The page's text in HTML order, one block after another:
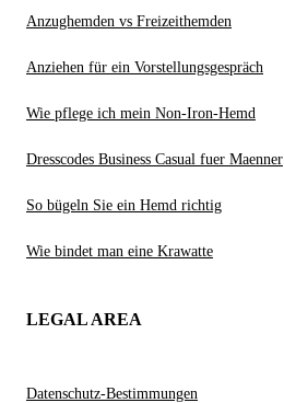
Anzughemden vs Freizeithemden
Anziehen für ein Vorstellungsgespräch
Wie pflege ich mein Non-Iron-Hemd
Dresscodes Business Casual fuer Maenner
So bügeln Sie ein Hemd richtig
Wie bindet man eine Krawatte
LEGAL AREA
Datenschutz-Bestimmungen